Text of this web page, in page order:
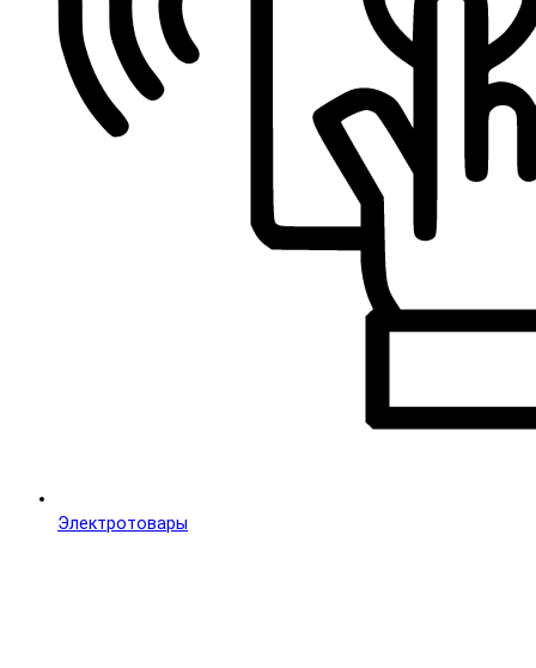
Электротовары